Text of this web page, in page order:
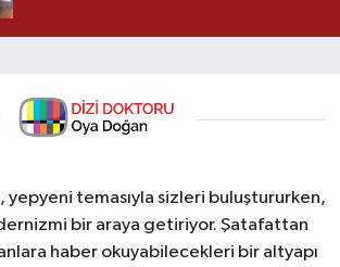
temasıyla sizleri buluştururken,
bir araya getiriyor. Şatafattan
haber okuyabilecekleri bir altyapı